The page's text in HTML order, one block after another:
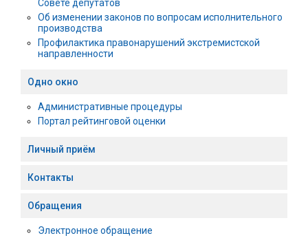
Совете депутатов
Об изменении законов по вопросам исполнительного
производства
Профилактика правонарушений экстремистской
направленности
Одно окно
Административные процедуры
Портал рейтинговой оценки
Личный приём
Контакты
Обращения
Электронное обращение